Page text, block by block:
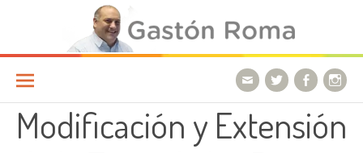
Ir a la página
Modificación y Extensión